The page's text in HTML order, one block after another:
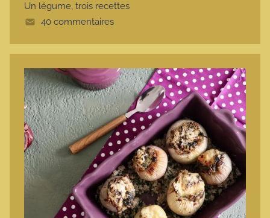
e
Un légume, trois recettes
40 commentaires